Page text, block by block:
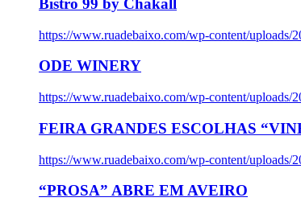
Bistro 99 by Chakall
https://www.ruadebaixo.com/wp-content/uploads/
ODE WINERY
https://www.ruadebaixo.com/wp-content/uploads/
FEIRA GRANDES ESCOLHAS
https://www.ruadebaixo.com/wp-content/uploads/
“PROSA” ABRE EM AVEIRO